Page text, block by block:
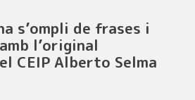
s’ompli de frases i
l’original
CEIP Alberto Selma